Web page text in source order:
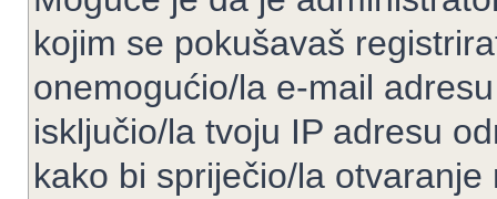
kojim se pokušavaš
onemogućio/la e-mail
isključio/la tvoju IP adresu
kako bi spriječio/la